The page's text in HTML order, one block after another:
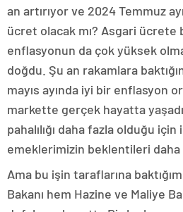
an artırıyor ve 2024 Temmuz
ücret olacak mı? Asgari ücrete
enflasyonun da çok yüksek
doğdu. Şu an rakamlara
mayıs ayında iyi bir enflasyon
markette gerçek hayatta
pahalılığı daha fazla olduğu
emeklerimizin beklentileri daha
Ama bu işin taraflarına
Bakanı hem Hazine ve Maliye